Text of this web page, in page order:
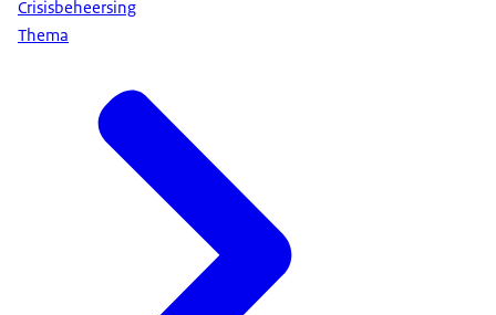
zodat zij deze kunnen gebruiken
De kritieke entiteiten worden uiterlijk één maand
na de inwerkingtreding van de wet aangewezen.
Vervolgens wordt ten minste om de vier jaar gekeken
of er aanleiding is om andere entiteiten als kritiek aan te
Na aanwijzing hebben kritieke entiteiten 10 maanden
de tijd om aan de verplichtingen van de wet te voldoen.
Een van die verplichtingen is een zorgplicht.
Crisisbeheersing
Thema